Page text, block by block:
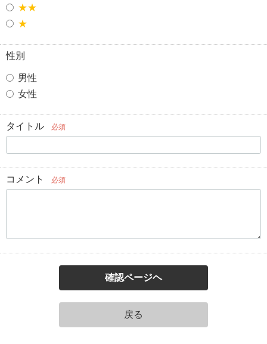
★★
★
性別
男性
女性
タイトル 必須
コメント 必須
確認ページヘ
戻る